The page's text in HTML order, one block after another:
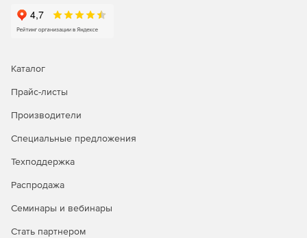
показатели эффективности
информационных панелей в реальном времени.
Каталог
Прайс-листы
Производители
Специальные предложения
Техподдержка
Распродажа
Семинары и вебинары
Стать партнером